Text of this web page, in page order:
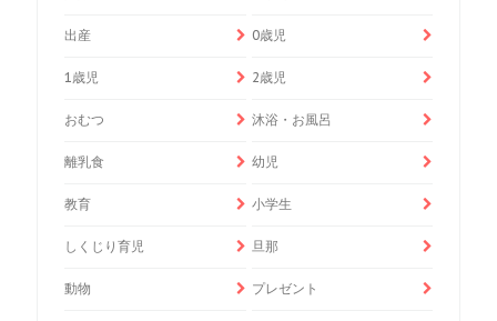
出産 0歳児
1歳児 2歳児
おむつ 沐浴・お風呂
離乳食 幼児
教育 小学生
しくじり育児 旦那
動物 プレゼント